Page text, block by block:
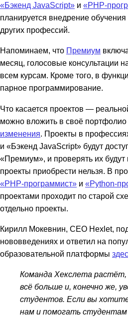
«Бэкенд JavaScript» и «PHP-
планируется внедрение
других профессий.
Напоминаем, что Премиум
месяц, голосовые консультации
всем курсам. Кроме того, в
парное программирование.
Что касается проектов —
можно вложить в своё
изменения. Проекты в
и «Бэкенд JavaScript» будут
«Премиум», и проверять их будут
проекты приобрести нельзя. В
«PHP-программист» и «Python-
проектами проходит по старой
отдельно проекты.
Кирилл Мокевнин, CEO Hexlet,
нововведениях и ответил на
образовательной платформы
Команда Хекслета растёт,
всё больше и, конечно же,
студентов. Если вы
нам и помогать студентам